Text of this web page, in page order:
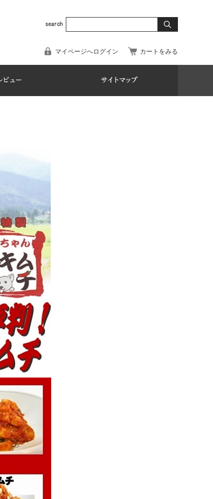
マイページへログイン カートをみる